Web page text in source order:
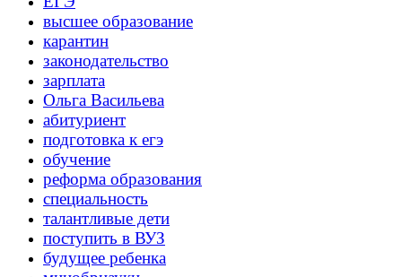
высшее образование
карантин
законодательство
зарплата
Ольга Васильева
абитуриент
подготовка к егэ
обучение
реформа образования
специальность
талантливые дети
поступить в ВУЗ
будущее ребенка